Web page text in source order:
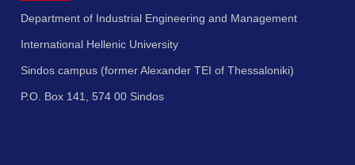
Department of Industrial Engineering and Management
International Hellenic University
Sindos campus (former Alexander TEI of Thessaloniki)
P.O. Box 141, 574 00 Sindos